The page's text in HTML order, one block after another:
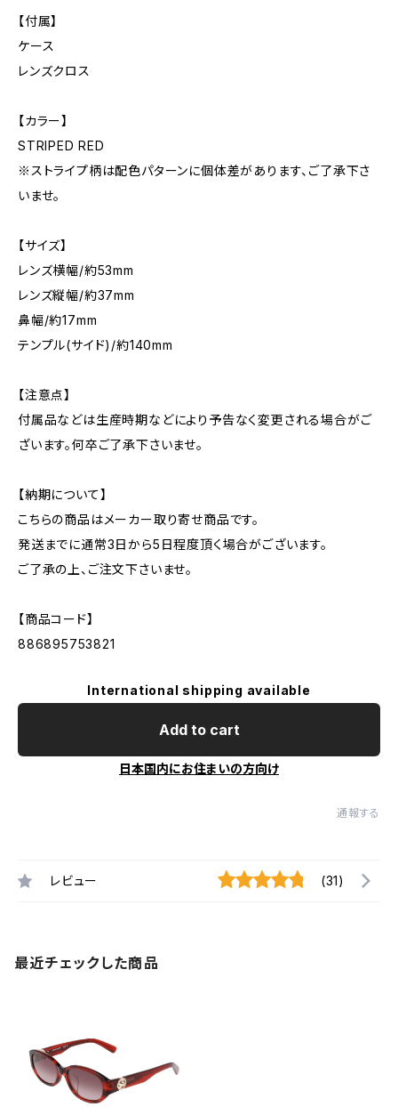
【付属】
ケース
レンズクロス
【カラー】
STRIPED RED
※ストライプ柄は配色パターンに個体差があります、ご了承下さ
いませ。
【サイズ】
レンズ横幅/約53mm
レンズ縦幅/約37mm
鼻幅/約17mm
テンプル(サイド)/約140mm
【注意点】
付属品などは生産時期などにより予告なく変更される場合がご
ざいます。何卒ご了承下さいませ。
【納期について】
こちらの商品はメーカー取り寄せ商品です。
発送までに通常3日から5日程度頂く場合がございます。
ご了承の上、ご注文下さいませ。
【商品コード】
886895753821
International shipping available
Add to cart
日本国内にお住まいの方向け
通報する
レビュー (31)
最近チェックした商品